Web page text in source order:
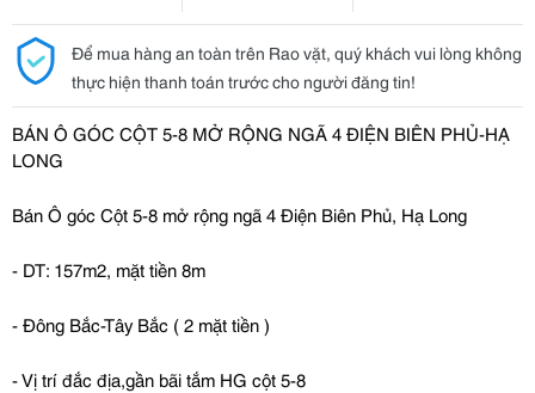
Để mua hàng an toàn trên Rao vặt, quý khách vui lòng không
thực hiện thanh toán trước cho người đăng tin!
BÁN Ô GÓC CỘT 5-8 MỞ RỘNG NGÃ 4 ĐIỆN BIÊN PHỦ-HẠ
LONG
Bán Ô góc Cột 5-8 mở rộng ngã 4 Điện Biên Phủ, Hạ Long
- DT: 157m2, mặt tiền 8m
- Đông Bắc-Tây Bắc ( 2 mặt tiền )
- Vị trí đắc địa,gần bãi tắm HG cột 5-8